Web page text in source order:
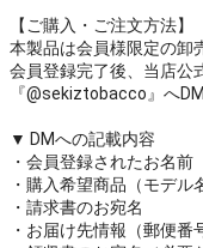
【ご購入・ご注文方法】
本製品は会員様限定の卸
会員登録完了後、当店公
『@sekiztobacco』へ
▼ DMへの記載内容
・会員登録されたお名前
・購入希望商品（モデル
・請求書のお宛名
・お届け先情報（郵便番